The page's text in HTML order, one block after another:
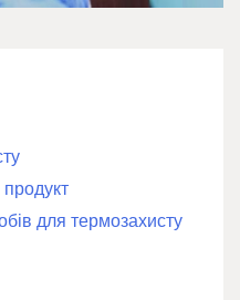
для термозахисту